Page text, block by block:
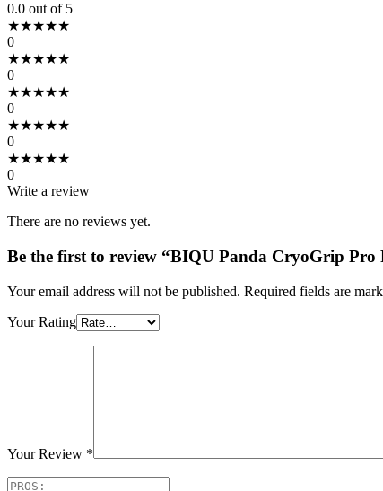
0.0 out of 5
★★★★★
0
★★★★★
0
★★★★★
0
★★★★★
0
★★★★★
0
Write a review
There are no reviews yet.
Be the first to review “BIQU Panda CryoGrip
Your email address will not be published. Required fields are
Your Rating
Your Review *